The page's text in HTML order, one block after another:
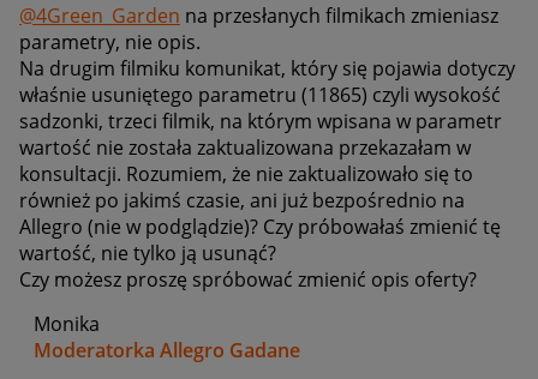
@4Green_Garden na przesłanych filmikach zmieniasz
parametry, nie opis.
Na drugim filmiku komunikat, który się pojawia dotyczy
właśnie usuniętego parametru (11865) czyli wysokość
sadzonki, trzeci filmik, na którym wpisana w parametr
wartość nie została zaktualizowana przekazałam w
konsultacji. Rozumiem, że nie zaktualizowało się to
również po jakimś czasie, ani już bezpośrednio na
Allegro (nie w podglądzie)? Czy próbowałaś zmienić tę
wartość, nie tylko ją usunąć?
Czy możesz proszę spróbować zmienić opis oferty?
Monika
Moderatorka Allegro Gadane